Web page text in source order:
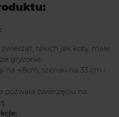
takich jak koty, małe
gryzonie.
na 48cm, szeroki na 33 cm i
pozwala zwierzęciu na